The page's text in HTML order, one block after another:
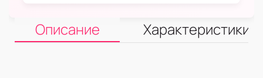
Описание Характеристики